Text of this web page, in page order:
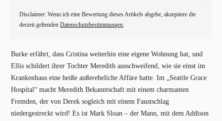
Disclaimer: Wenn ich eine Bewertung dieses Artikels abgebe, akzeptiere die
derzeit geltendenDatenschutzbestimmungen.
Burke erfährt, dass Cristina weiterhin eine eigene Wohnung hat, und
Ellis schildert ihrer Tochter Meredith ausschweifend, wie sie einst im
Krankenhaus eine heiße außereheliche Affäre hatte. Im „Seattle Grace
Hospital“ macht Meredith Bekanntschaft mit einem charmanten
Fremden, der von Derek sogleich mit einem Faustschlag
niedergestreckt wird! Es ist Mark Sloan – der Mann, mit dem Addison